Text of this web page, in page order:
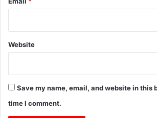
Website
Save my name, email, and website in this
time I comment.